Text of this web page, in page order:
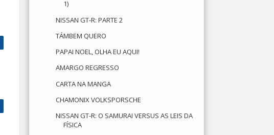
1)
NISSAN GT-R: PARTE 2
TÁMBEM QUERO
PAPAI NOEL, OLHA EU AQUI!
AMARGO REGRESSO
CARTA NA MANGA
CHAMONIX VOLKSPORSCHE
NISSAN GT-R: O SAMURAI VERSUS AS LEIS DA
FÍSICA